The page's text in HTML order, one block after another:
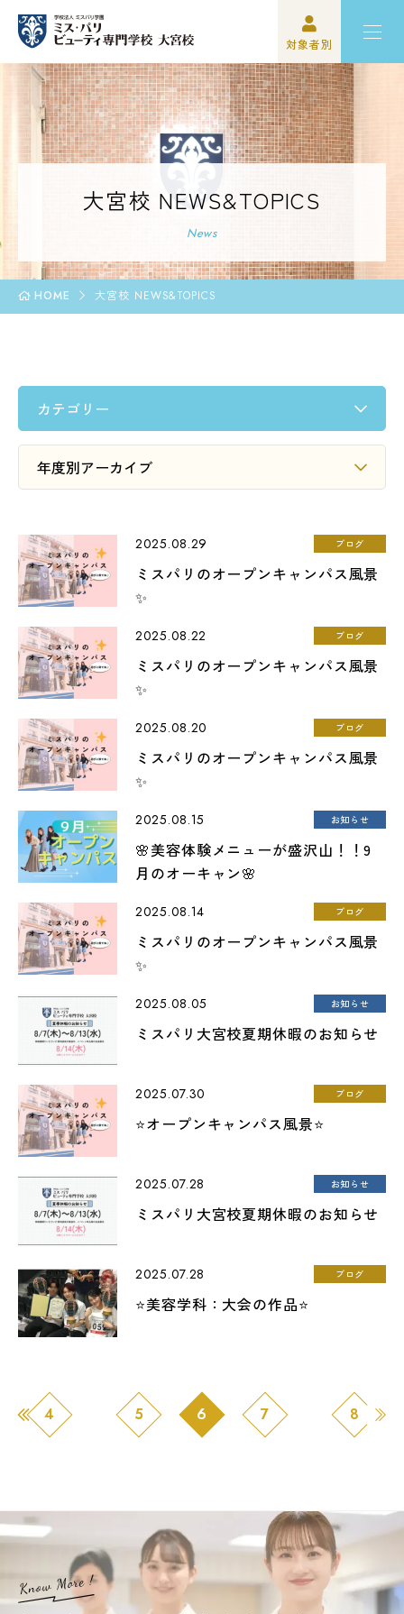
対象者別
高校3年生の方
再進学をご検討の方
保護者の方
企業の方
ミスパリについて
学科紹介
オープンキャンパス・イベント
入学案内
LINE友だち登録よくある質問アクセス
情報の公開
個人情報保護方針
サイトマップ
SNSをフォローして最新情報をCHECK !
大宮校 NEWS&TOPICS
News
HOME 大宮校 NEWS&TOPICS
2025.08.29 ブログ
ミスパリのオープンキャンパス風景
✨
2025.08.22 ブログ
ミスパリのオープンキャンパス風景
✨
2025.08.20 ブログ
ミスパリのオープンキャンパス風景
✨
2025.08.15 お知らせ
🌸美容体験メニューが盛沢山！！9
月のオーキャン🌸
2025.08.14 ブログ
ミスパリのオープンキャンパス風景
✨
2025.08.05 お知らせ
ミスパリ大宮校夏期休暇のお知らせ
2025.07.30 ブログ
⭐オープンキャンパス風景⭐
2025.07.28 お知らせ
ミスパリ大宮校夏期休暇のお知らせ
2025.07.28 ブログ
⭐美容学科：大会の作品⭐
4 5 6 7 8